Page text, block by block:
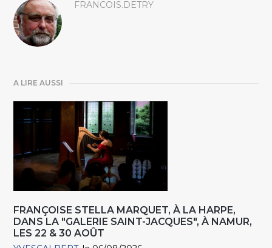
FRANCOIS.DETRY
A LIRE AUSSI
FRANÇOISE STELLA MARQUET, À LA HARPE,
DANS LA "GALERIE SAINT-JACQUES", À NAMUR,
LES 22 & 30 AOÛT